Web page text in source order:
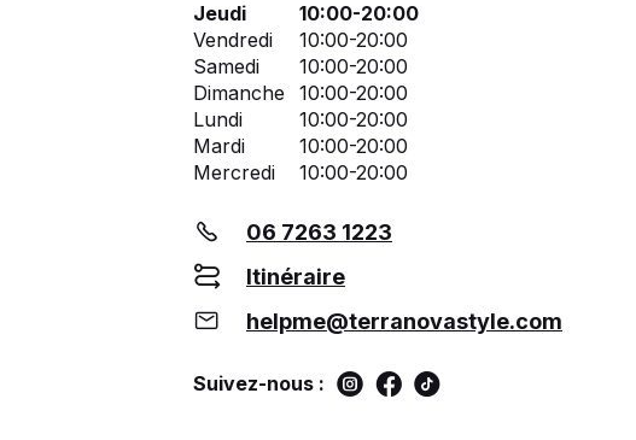
Jeudi
10:00-20:00
Vendredi
10:00-20:00
Samedi
10:00-20:00
Dimanche
10:00-20:00
Lundi
10:00-20:00
Mardi
10:00-20:00
Mercredi
10:00-20:00
06 7263 1223
Itinéraire
helpme@terranovastyle.com
Suivez-nous :